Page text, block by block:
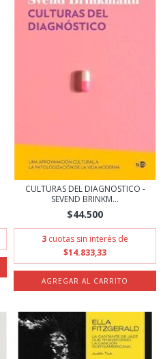
CULTURAS DEL DIAGNOSTICO -
SEVEND BRINKM...
$44.500
3 cuotas sin interés de
$14.833,33